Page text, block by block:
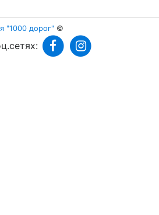
"1000 дорог" ©